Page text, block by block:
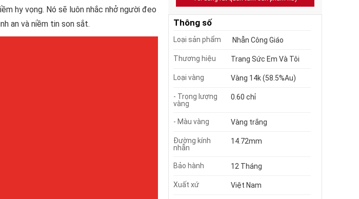
hy vọng. Nó sẽ luôn nhắc nhở người đeo
an và niềm tin son sắt.
Thông số
Loại sản phẩm Nhẫn Công Giáo
Thương hiệu Trang Sức Em Và Tôi
Loại vàng Vàng 14k (58.5%Au)
- Trọng lượng
vàng
0.60 chỉ
- Màu vàng Vàng trắng
Đường kính
nhẫn
14.72mm
Bảo hành 12 Tháng
Xuất xứ Việt Nam